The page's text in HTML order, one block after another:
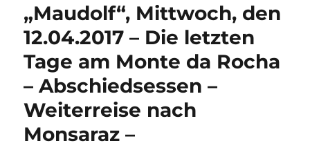
„Maudolf“, Mittwoch, den
12.04.2017 – Die letzten
Tage am Monte da Rocha
– Abschiedsessen –
Weiterreise nach
Monsaraz –